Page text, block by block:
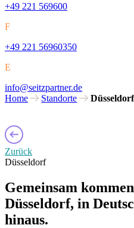
+49 221 569600
F
+49 221 56960350
E
info@seitzpartner.de
Home
Standorte Düsseldorf
Zurück
Düsseldorf
Gemeinsam
Düsseldorf, in
hinaus.